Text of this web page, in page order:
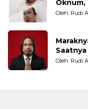
Oknum,
Oleh: Rudi
Oleh: Rudi